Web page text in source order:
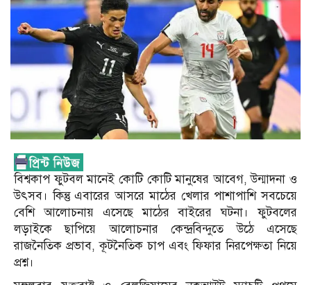
বিশ্বকাপ ফুটবল মানেই কোটি কোটি মানুষের আবেগ, উন্মাদনা ও
উৎসব। কিন্তু এবারের আসরে মাঠের খেলার পাশাপাশি সবচেয়ে
বেশি আলোচনায় এসেছে মাঠের বাইরের ঘটনা। ফুটবলের
লড়াইকে ছাপিয়ে আলোচনার কেন্দ্রবিন্দুতে উঠে এসেছে
রাজনৈতিক প্রভাব, কূটনৈতিক চাপ এবং ফিফার নিরপেক্ষতা নিয়ে
প্রশ্ন।